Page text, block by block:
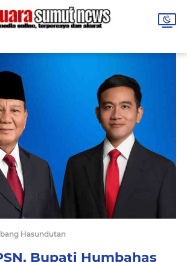
Hasundutan
Bupati Humbahas